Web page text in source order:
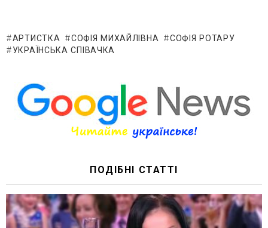
АРТИСТКА СОФІЯ МИХАЙЛІВНА
СОФІЯ РОТАРУ
УКРАЇНСЬКА СПІВАЧКА
ПОДІБНІ СТАТТІ